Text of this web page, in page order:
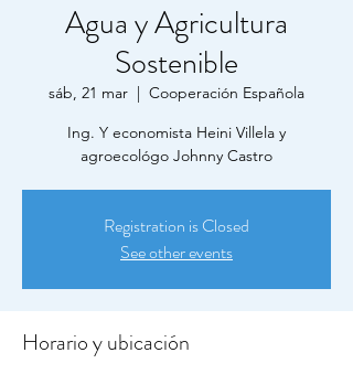
Agua y Agricultura
Sostenible
sáb, 21 mar
  |
Cooperación Española
Ing. Y economista Heini Villela y
agroecológo Johnny Castro
Registration is Closed
See other events
Horario y ubicación